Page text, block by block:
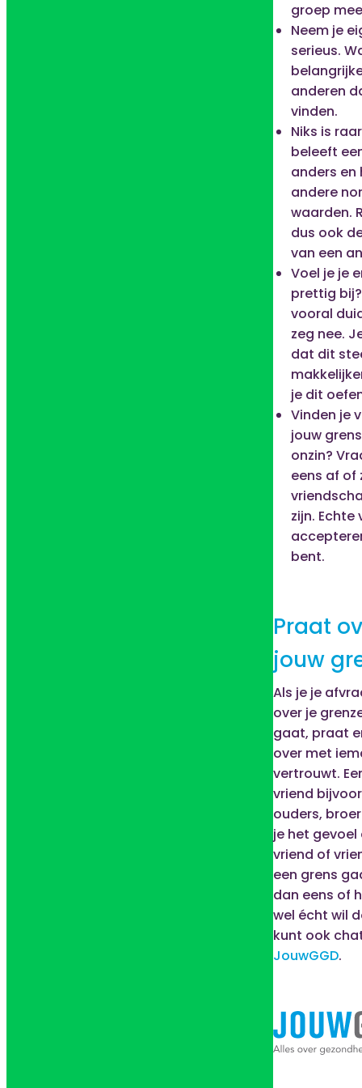
groep
Neem je
serieus.
anderen
vinden.
Niks is
beleeft
anders en
andere
waarden.
dus ook
van een
Voel je je
prettig
vooral
zeg nee.
dat dit
je dit
Vinden je
jouw
onzin?
eens af of
zijn. Echte
bent.
Praat
jouw
Als je je
over je
gaat, praat
over met
vertrouwt.
vriend
ouders,
je het
vriend of
een grens
dan eens of
wel écht wil
kunt ook
JouwGGD.